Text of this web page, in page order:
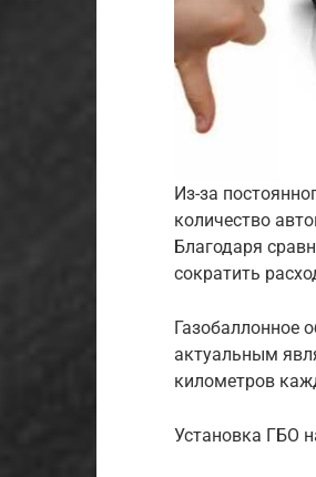
Из-за
количество
Благодаря
сократить
Газобаллонное
актуальным
километров
Установка ГБО